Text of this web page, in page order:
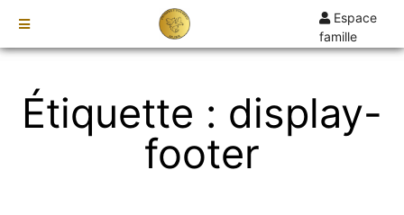
Espace
famille
DEVIS
DÉMARCHES
CRÉMATION / INCINÉRATION
Étiquette : display-
footer